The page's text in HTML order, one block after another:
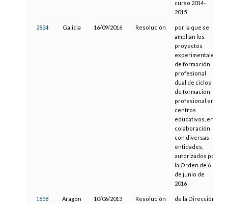
curso 2014-
2015
2824 Galicia 16/09/2016 Resolución
por la que se
amplían los
proyectos
experimentales
de formación
profesional
dual de ciclos
de formación
profesional en
centros
educativos, en
colaboración
con diversas
entidades,
autorizados por
la Orden de 6
de junio de
2016
1858 Aragón 10/06/2013 Resolución
de la Dirección